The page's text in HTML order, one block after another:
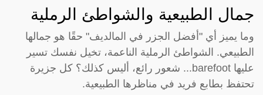
جمال الطبيعية والشواطئ الرملية
وما يميز أي "أفضل الجزر في المالديف" حقًا هو جمالها
الطبيعي. الشواطئ الرملية الناعمة، تخيل نفسك تسير
عليها barefoot... شعور رائع، أليس كذلك؟ كل جزيرة
تحتفظ بطابع فريد في مناظرها الطبيعية.